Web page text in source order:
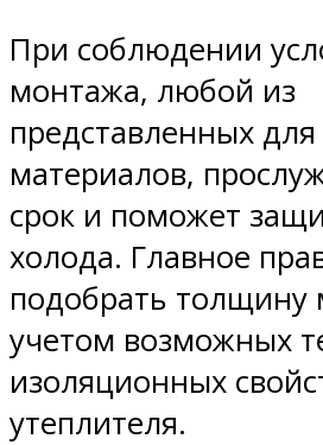
При соблюдении
монтажа, любой из
представленных
материалов,
срок и поможет
холода. Главное
подобрать толщину
учетом возможных
изоляционных
утеплителя.